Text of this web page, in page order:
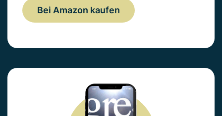
Bei Amazon kaufen